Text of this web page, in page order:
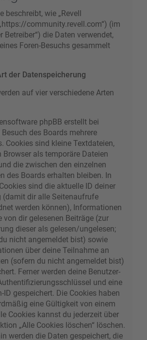
beschreibt, wie „Revell
community.revell.com“) (im
Betreiber“) die Daten verwendet,
Foren-Besuchs gesammelt
der Datenspeicherung
auf vier verschiedene Arten
phpBB erstellt bei
des Boards mehrere
Cookies sind kleine Textdateien,
Browser als temporäre Dateien
die zwischen den einzelnen
des Boards erhalten bleiben. In
sind die aktuelle ID deiner
(damit dir alle Seitenaufrufe
werden können), Informationen
von dir gelesenen Beiträge (zur
dieser als gelesen/ungelesen;
nicht angemeldet bist) sowie
über deine Teilnahme an
(sofern du nicht angemeldet bist)
Ferner werden deine Benutzer-
und eine
ID gespeichert. Die Cookies haben
eine Gültigkeit von einem
Cookies kannst du jederzeit über
„Alle Cookies löschen“ löschen.
werden die Daten gespeichert, die